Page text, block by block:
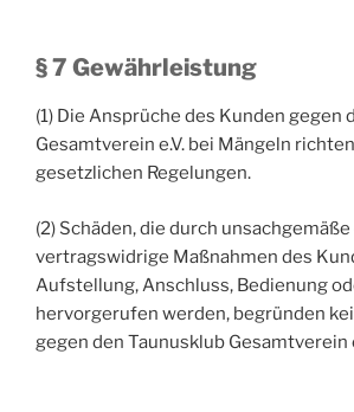
§ 7 Gewährleistung
(1) Die Ansprüche des Kunden gegen
Gesamtverein e.V. bei Mängeln
gesetzlichen Regelungen.
(2) Schäden, die durch
vertragswidrige Maßnahmen des
Aufstellung, Anschluss, Bedienung
hervorgerufen werden, begründen
gegen den Taunusklub Gesamtverein